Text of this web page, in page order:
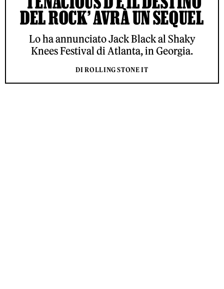
DEL ROCK’ AVRÀ UN SEQUEL
Lo ha annunciato Jack Black al Shaky
Knees Festival di Atlanta, in Georgia.
DI ROLLING STONE IT